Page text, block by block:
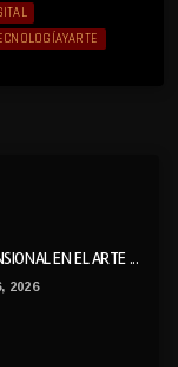
EN EL ARTE ...
2026